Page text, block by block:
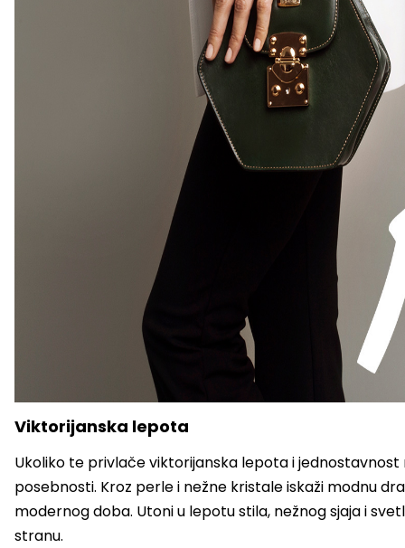
Viktorijanska lepota
Ukoliko te privlače viktorijanska lepota i
posebnosti. Kroz perle i nežne kristale iskaži modnu
modernog doba. Utoni u lepotu stila, nežnog sjaja i
stranu.